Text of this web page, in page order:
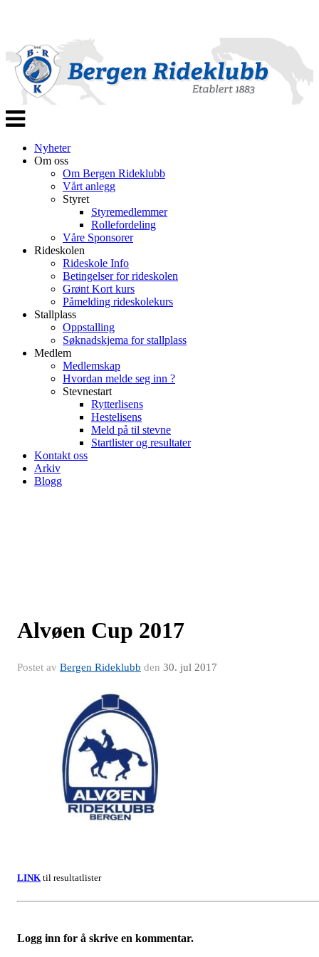
Veksle
navigasjon
Nyheter
Om oss
Om Bergen Rideklubb
Vårt anlegg
Styret
Styremedlemmer
Rollefordeling
Våre Sponsorer
Rideskolen
Rideskole Info
Betingelser for rideskolen
Grønt Kort kurs
Påmelding rideskolekurs
Stallplass
Oppstalling
Søknadskjema for stallplass
Medlem
Medlemskap
Hvordan melde seg inn ?
Stevnestart
Rytterlisens
Hestelisens
Meld på til stevne
Startlister og resultater
Kontakt oss
Arkiv
Blogg
Alvøen Cup 2017
Postet av Bergen Rideklubb den 30. jul 2017
LINK til resultatlister
Logg inn for å skrive en kommentar.